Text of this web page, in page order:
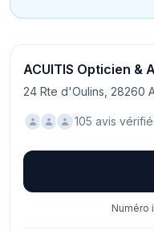
ACUITIS Opticien &
24 Rte d'Oulins, 28260
105 avis
Numéro